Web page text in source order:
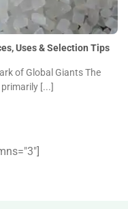
Uses & Selection
Uses & Selection Tips
of Global Giants The
[...]